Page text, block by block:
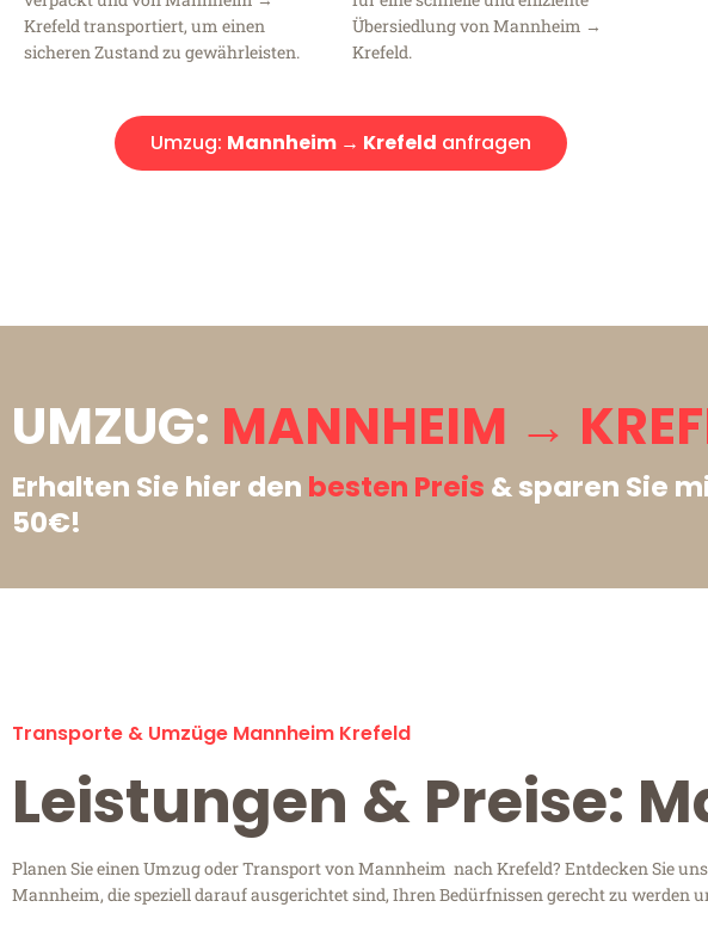
Krefeld transportiert, um einen
sicheren Zustand zu gewährleisten.
Übersiedlung von Mannheim →
Krefeld.
Umzug: Mannheim → Krefeld anfragen
UMZUG: MANNHEIM →
Erhalten Sie hier den besten Preis & sparen Sie
50€!
Transporte & Umzüge Mannheim Krefeld
Leistungen & Preise:
Planen Sie einen Umzug oder Transport von Mannheim nach Krefeld? Entdecken Sie
Mannheim, die speziell darauf ausgerichtet sind, Ihren Bedürfnissen gerecht zu werden